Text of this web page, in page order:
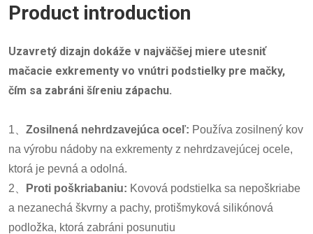
Product introduction
Uzavretý dizajn dokáže v najväčšej miere utesniť
mačacie exkrementy vo vnútri podstielky pre mačky,
čím sa zabráni šíreniu zápachu.
1、 Zosilnená nehrdzavejúca oceľ: Používa zosilnený kov
na výrobu nádoby na exkrementy z nehrdzavejúcej ocele,
ktorá je pevná a odolná.
2、
Proti poškriabaniu: Kovová podstielka sa nepoškriabe
a nezanechá škvrny a pachy, protišmyková silikónová
podložka, ktorá zabráni posunutiu